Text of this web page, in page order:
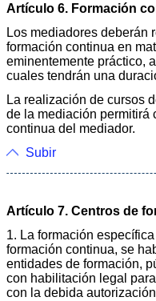
Artículo 6. Formación
Los mediadores deberán
formación continua en
eminentemente práctico,
cuales tendrán una
La realización de cursos
de la mediación permitirá
continua del mediador.
Subir
Artículo 7. Centros de
1. La formación
formación continua, se
entidades de formación,
con habilitación legal
con la debida